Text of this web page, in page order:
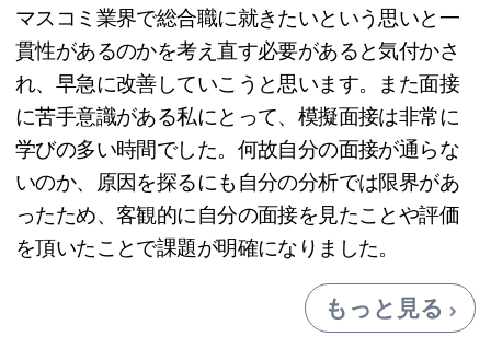
マスコミ業界で総合職に就きたいという思いと一
貫性があるのかを考え直す必要があると気付かさ
れ、早急に改善していこうと思います。また面接
に苦手意識がある私にとって、模擬面接は非常に
学びの多い時間でした。何故自分の面接が通らな
いのか、原因を探るにも自分の分析では限界があ
ったため、客観的に自分の面接を見たことや評価
を頂いたことで課題が明確になりました。
もっと見る